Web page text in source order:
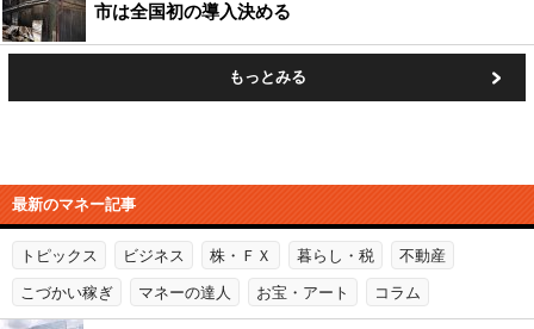
市は全国初の導入決める
もっとみる
最新のマネー記事
トピックス ビジネス 株・ＦＸ 暮らし・税 不動産
こづかい稼ぎ マネーの達人 お宝・アート コラム